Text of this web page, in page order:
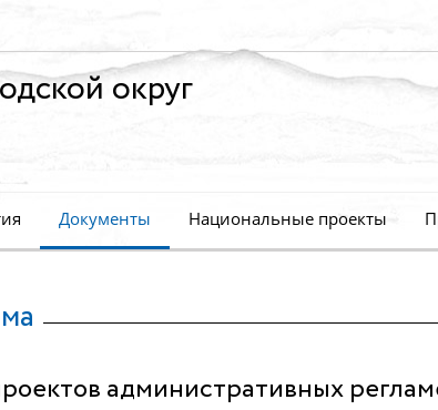
округ
Документы Национальные проекты
административных